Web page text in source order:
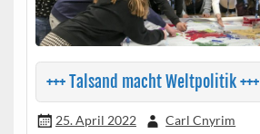
+++ Talsand macht Weltpolitik +++
25. April 2022 Carl Cnyrim